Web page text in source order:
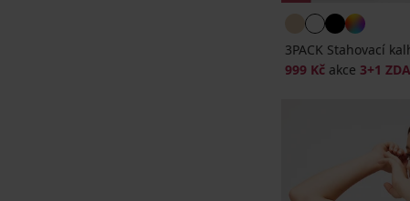
3PACK Stahovací
999 Kč akce 3+1